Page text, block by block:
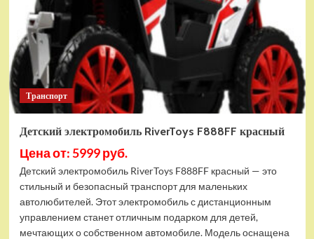
Транспорт
Детский электромобиль RiverToys F888FF красный
Цена от: 5999 руб.
Детский электромобиль RiverToys F888FF красный — это
стильный и безопасный транспорт для маленьких
автолюбителей. Этот электромобиль с дистанционным
управлением станет отличным подарком для детей,
мечтающих о собственном автомобиле. Модель оснащена